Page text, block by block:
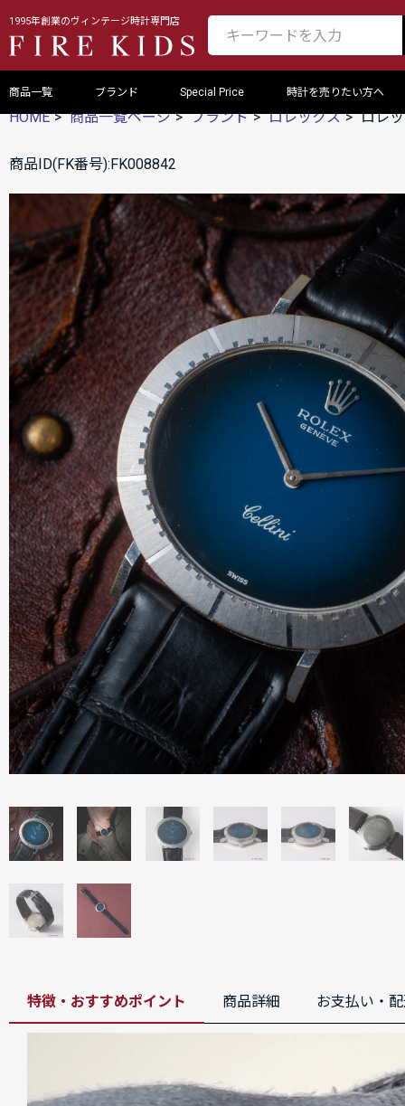
1995年創業のヴィンテージ時計専門店
商品一覧 ブランド Special Price 時計を売りたい方へ
HOME 商品一覧ページ ブランド ロレックス ロレ
商品ID(FK番号):FK008842
特徴・おすすめポイント 商品詳細 お支払い・